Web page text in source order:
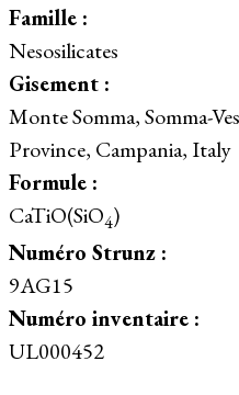
Famille :
Nesosilicates
Gisement :
Monte Somma, Somma-
Province, Campania, Italy
Formule :
CaTiO(SiO4)
Numéro Strunz :
9AG15
Numéro inventaire :
UL000452